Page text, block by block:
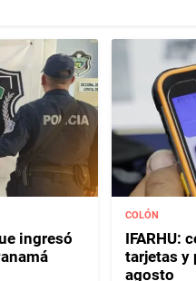
ingresó
COLÓN
IFARHU:
tarjetas y
agosto